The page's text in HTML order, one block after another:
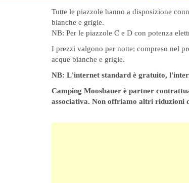
Tutte le piazzole hanno a disposizione
bianche e grigie.
NB: Per le piazzole C e D con potenza
I prezzi valgono per notte; compreso nel
acque bianche e grigie.
NB: L'internet standard è gratuito,
Camping Moosbauer è partner
associativa. Non offriamo altri riduzioni